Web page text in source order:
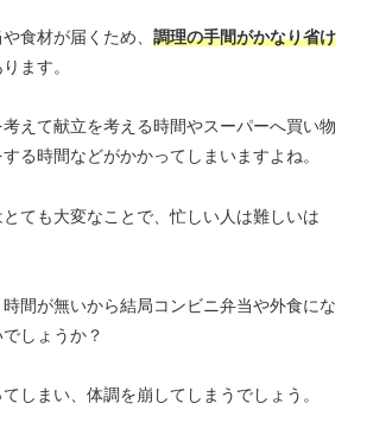
食材が届くため、 調理の手間がかなり省け
ます。
えて献立を考える時間やスーパーへ買い物
る時間などがかかってしまいますよね。
ても大変なことで、忙しい人は難しいは
間が無いから結局コンビニ弁当や外食にな
しょうか？
しまい、体調を崩してしまうでしょう。